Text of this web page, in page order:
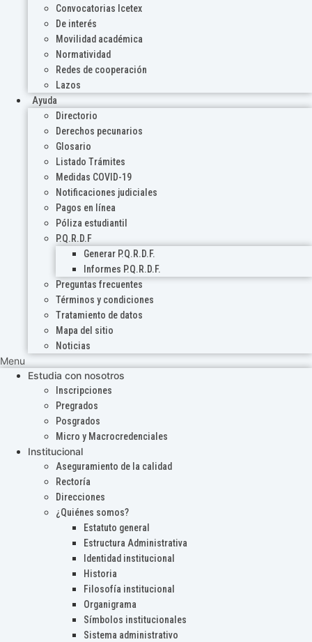
Convocatorias Icetex
De interés
Movilidad académica
Normatividad
Redes de cooperación
Lazos
Ayuda
Directorio
Derechos pecunarios
Glosario
Listado Trámites
Medidas COVID-19
Notificaciones judiciales
Pagos en línea
Póliza estudiantil
P.Q.R.D.F
Generar P.Q.R.D.F.
Informes P.Q.R.D.F.
Preguntas frecuentes
Términos y condiciones
Tratamiento de datos
Mapa del sitio
Noticias
Menu
Estudia con nosotros
Inscripciones
Pregrados
Posgrados
Micro y Macrocredenciales
Institucional
Aseguramiento de la calidad
Rectoría
Direcciones
¿Quiénes somos?
Estatuto general
Estructura Administrativa
Identidad institucional
Historia
Filosofía institucional
Organigrama
Símbolos institucionales
Sistema administrativo